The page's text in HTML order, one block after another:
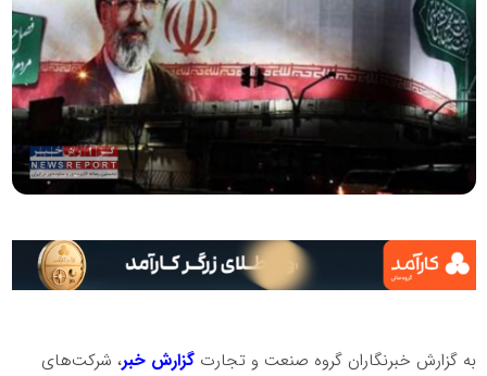
به گزارش خبرنگاران گروه صنعت و تجارت گزارش خبر، شرکت‌های